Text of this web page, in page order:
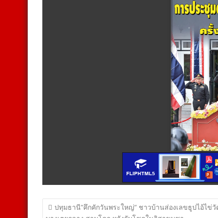
แนะแนว
ปทุมธานี“คึกคักวันพระใหญ่“ ชาวบ้านส่องเลขธูปไอ้ไข่วั